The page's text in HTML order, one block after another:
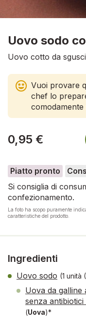
Uovo sodo
Uovo cotto da
Vuoi provare
chef lo
comodamente
0,95 €
Piatto pronto
Si consiglia di
confezionamento.
La foto ha scopo puramente
caratteristiche del prodotto.
Ingredienti
Uovo sodo (1 unità
Uova da galline
senza
(Uova)*